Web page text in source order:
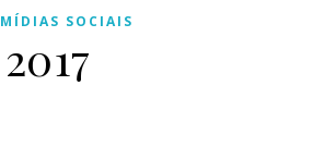
MÍDIAS SOCIAIS